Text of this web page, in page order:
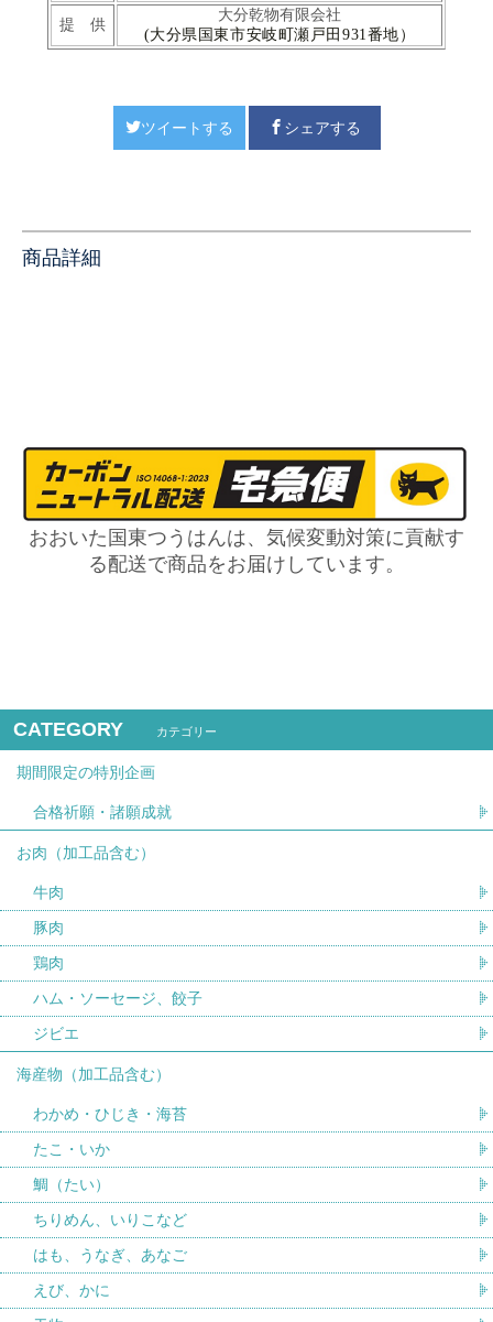
提 供
大分乾物有限会社
(大分県国東市安岐町瀬戸田931番地）
ツイートする シェアする
商品詳細
おおいた国東つうはんは、気候変動対策に貢献す
る配送で商品をお届けしています。
CATEGORY カテゴリー
期間限定の特別企画
合格祈願・諸願成就
お肉（加工品含む）
牛肉
豚肉
鶏肉
ハム・ソーセージ、餃子
ジビエ
海産物（加工品含む）
わかめ・ひじき・海苔
たこ・いか
鯛（たい）
ちりめん、いりこなど
はも、うなぎ、あなご
えび、かに